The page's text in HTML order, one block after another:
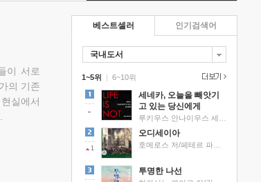
이 서로
의 기존
실에서
베스트셀러
국내도서
1~5위 |
세네카, 오늘을 빼앗기
고 있는 당신에게
1
오디세이아
투명한 나선
6~10위
인기검색어